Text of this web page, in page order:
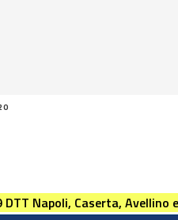
Napoli, Caserta, Avellino